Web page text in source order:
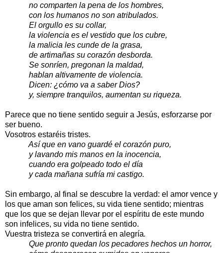
no comparten la pena de los hombres,
con los humanos no son atribulados.
El orgullo es su collar,
la violencia es el vestido que los cubre,
la malicia les cunde de la grasa,
de artimañas su corazón desborda.
Se sonríen, pregonan la maldad,
hablan altivamente de violencia.
Dicen: ¿cómo va a saber Dios?
y, siempre tranquilos, aumentan su riqueza.
Parece que no tiene sentido seguir a Jesús, esforzarse por
ser bueno.
Vosotros estaréis tristes.
Así que en vano guardé el corazón puro,
y lavando mis manos en la inocencia,
cuando era golpeado todo el día
y cada mañana sufría mi castigo.
Sin embargo, al final se descubre la verdad: el amor vence y
los que aman son felices, su vida tiene sentido; mientras
que los que se dejan llevar por el espíritu de este mundo
son infelices, su vida no tiene sentido.
Vuestra tristeza se convertirá en alegría.
Que pronto quedan los pecadores hechos un horror,